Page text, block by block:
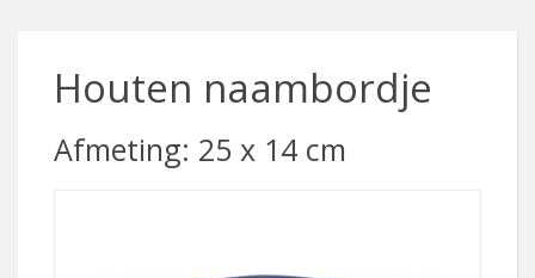
Houten naambordje
Afmeting: 25 x 14 cm